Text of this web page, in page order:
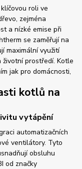
roli ve
zejména
a nízké emise při
se zaměřují na
maximální využití
prostředí. Kotle
jak pro domácnosti,
kotlů na
vytápění
automatizačních
ventilátory. Tyto
obsluhu
od značky